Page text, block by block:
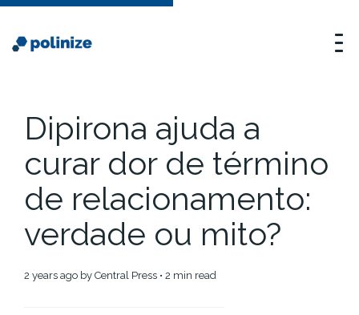
Dipirona ajuda a
curar dor de término
de relacionamento:
verdade ou mito?
2 years ago by Central Press • 2 min read